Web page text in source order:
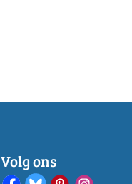
Volg ons